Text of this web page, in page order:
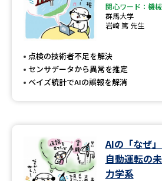
学問の教科書 夢ナ
ユーザーサポー
Ｑ＆Ａ よくあるご質問
お支払いサイト
個人情
特定商取引表記
テレメ
関心ワード：機
群馬大学
岩崎 篤 先生
点検の技術者不足を解決
センサデータから異常を推定
ベイズ統計でAIの誤報を解消
AIの「なぜ
自動運転の
力学系